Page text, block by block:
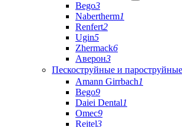
Bego3
Nabertherm1
Renfert2
Ugin5
Zhermack6
Аверон3
Пескоструйные и
Amann Girrbach1
Bego9
Daiei Dental1
Omec9
Reitel3